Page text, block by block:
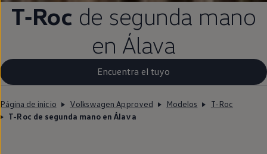
T‑Roc de segunda mano
en Álava
Encuentra el tuyo
Página de inicio Volkswagen Approved Modelos
T-Roc
T-Roc de segunda mano en Álava